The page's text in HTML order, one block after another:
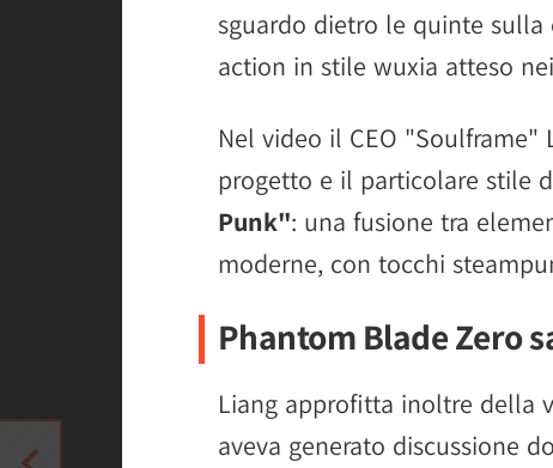
sguardo dietro le quinte sulla
action in stile wuxia atteso
Nel video il CEO
progetto e il particolare stile
Punk": una fusione tra
moderne, con tocchi
Phantom Blade Zero
Liang approfitta inoltre della
aveva generato discussione